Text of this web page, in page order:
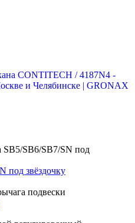
под звёздочку